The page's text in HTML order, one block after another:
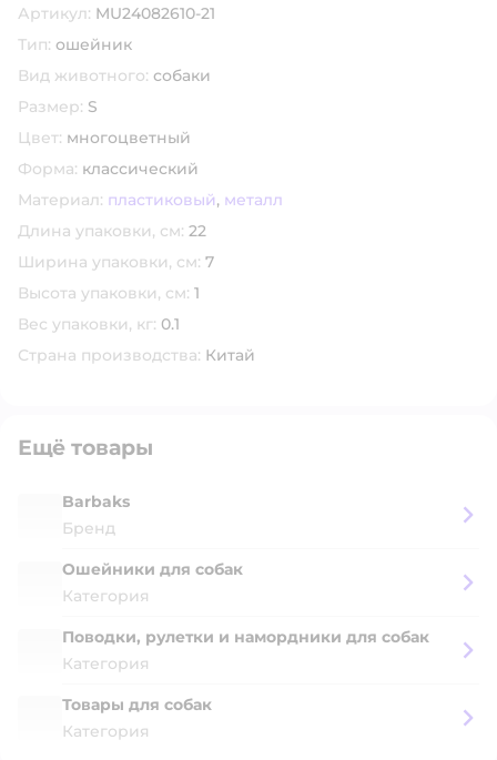
Артикул: MU24082610-21
Тип: ошейник
Вид животного: собаки
Размер: S
Цвет: многоцветный
Форма: классический
Материал: пластиковый, металл
Длина упаковки, см: 22
Ширина упаковки, см: 7
Высота упаковки, см: 1
Вес упаковки, кг: 0.1
Страна производства: Китай
Ещё товары
Barbaks
Бренд
Ошейники для собак
Категория
Поводки, рулетки и намордники для собак
Категория
Товары для собак
Категория